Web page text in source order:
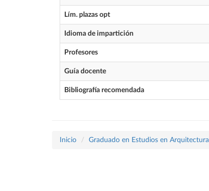
Lím. plazas opt
Idioma de impartición
Profesores
Guía docente
Bibliografía recomendada
Inicio Graduado en Estudios en Arquitectura